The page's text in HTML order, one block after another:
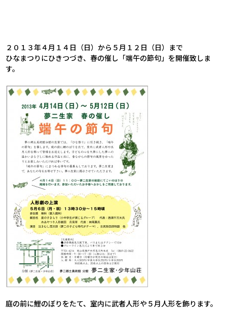
２０１３年４月１４日（日）から５月１２日（日）まで
ひなまつりにひきつづき、春の催し「端午の節句」を開催致しま
す。
庭の前に鯉のぼりをたて、室内に武者人形や５月人形を飾ります。